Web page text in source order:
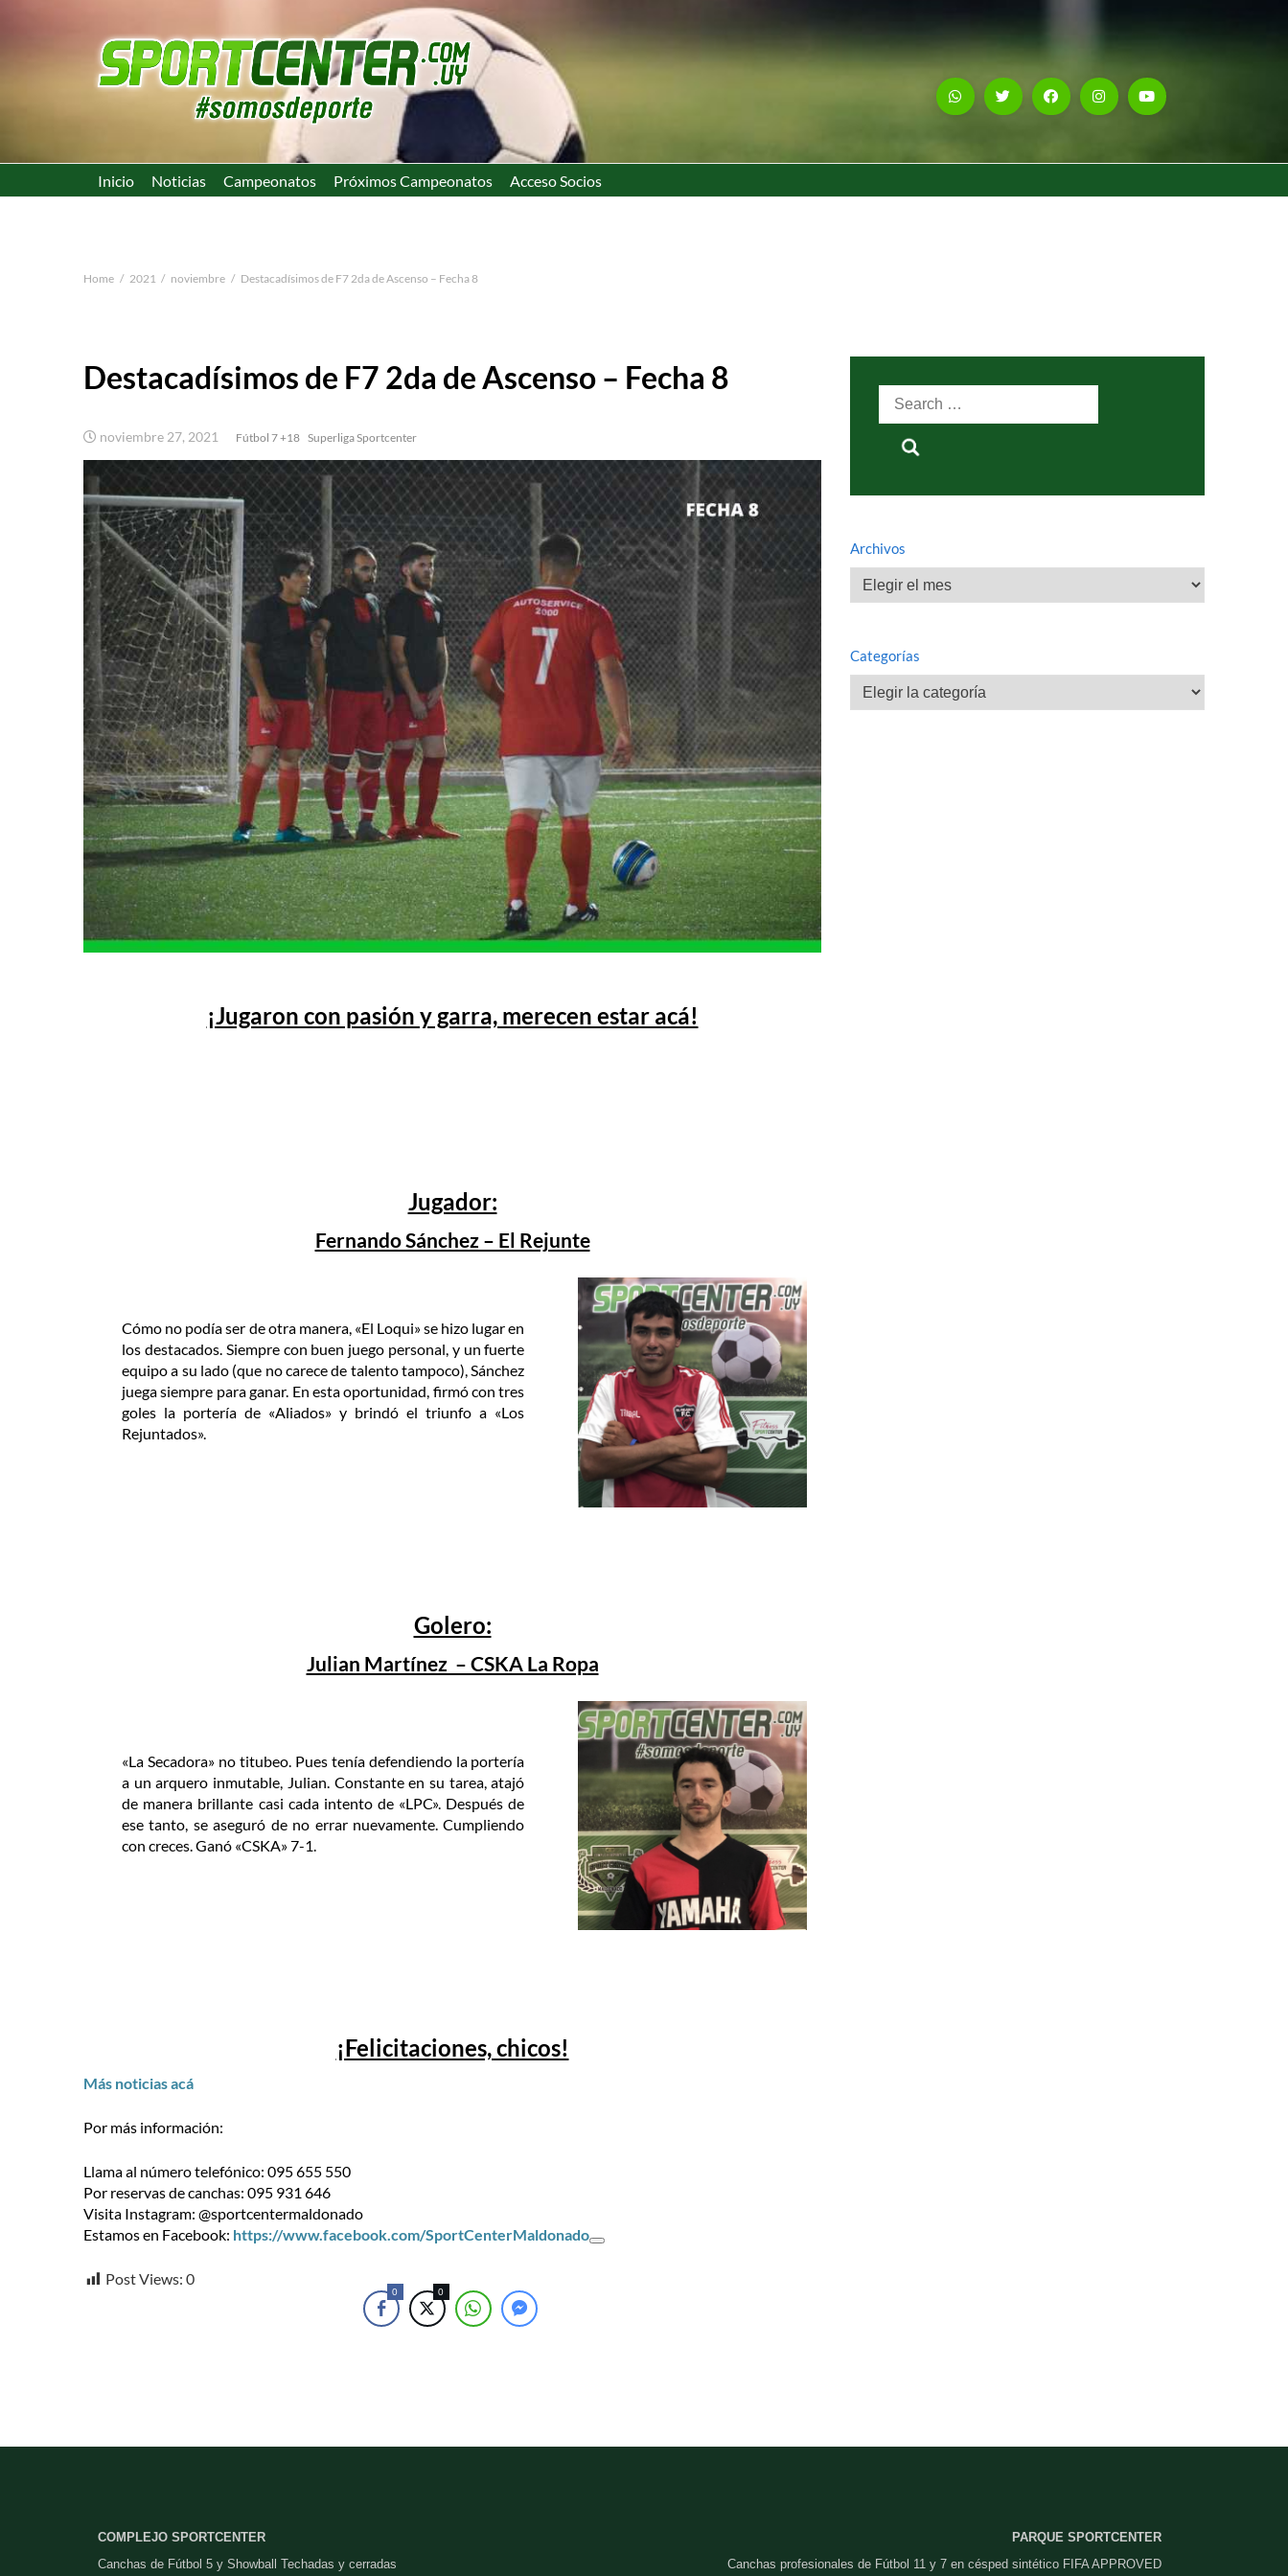
Inicio Noticias Campeonatos Próximos Campeonatos Acceso Socios
Home 2021 noviembre Destacadísimos de F7 2da de Ascenso – Fecha 8
Destacadísimos de F7 2da de Ascenso – Fecha 8
noviembre 27, 2021 Fútbol 7 +18 Superliga Sportcenter
¡Jugaron con pasión y garra, merecen estar acá!
Jugador:
Fernando Sánchez – El Rejunte
Cómo no podía ser de otra manera, «El Loqui» se hizo lugar en
los destacados. Siempre con buen juego personal, y un fuerte
equipo a su lado (que no carece de talento tampoco), Sánchez
juega siempre para ganar. En esta oportunidad, firmó con tres
goles la portería de «Aliados» y brindó el triunfo a «Los
Rejuntados».
Golero:
Julian Martínez – CSKA La Ropa
«La Secadora» no titubeo. Pues tenía defendiendo la portería
a un arquero inmutable, Julian. Constante en su tarea, atajó
de manera brillante casi cada intento de «LPC». Después de
ese tanto, se aseguró de no errar nuevamente. Cumpliendo
con creces. Ganó «CSKA» 7-1.
¡Felicitaciones, chicos!
Más noticias acá
Por más información:
Llama al número telefónico: 095 655 550
Por reservas de canchas: 095 931 646
Visita Instagram: @sportcentermaldonado
Estamos en Facebook: https://www.facebook.com/SportCenterMaldonado
Post Views: 0
0 0
Search
for:
Archivos
Archivos
Categorías
Categorías
COMPLEJO SPORTCENTER
Canchas de Fútbol 5 y Showball Techadas y cerradas
PARQUE SPORTCENTER
Canchas profesionales de Fútbol 11 y 7 en césped sintético FIFA APPROVED